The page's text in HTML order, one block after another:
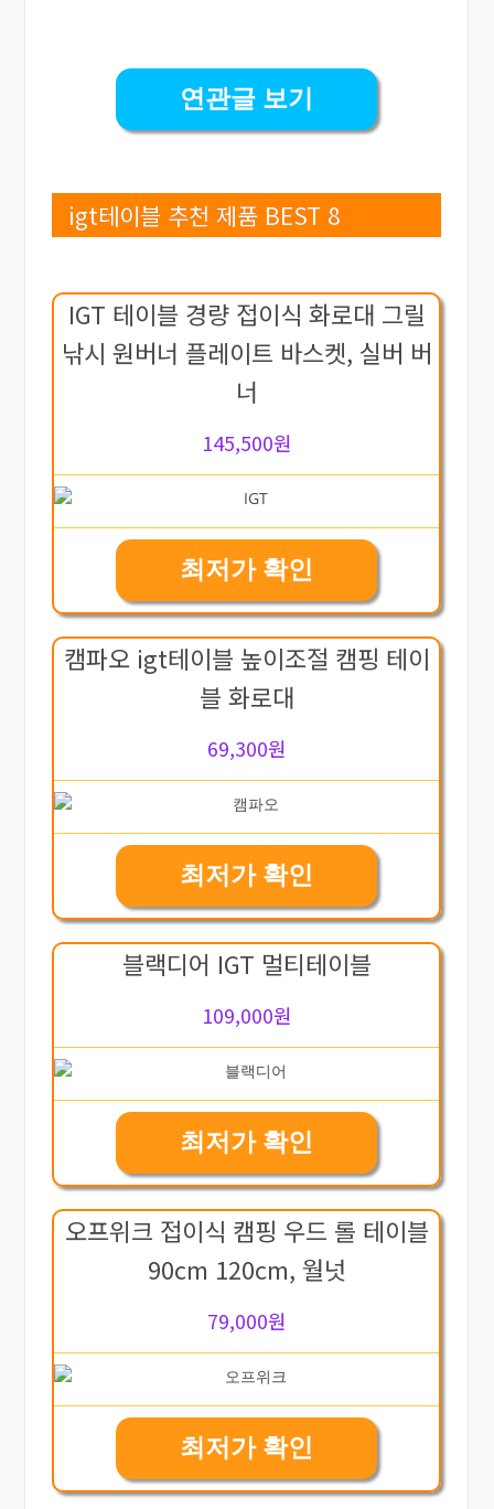
연관글 보기
igt테이블 추천 제품 BEST 8
IGT 테이블 경량 접이식 화로대 그릴
낚시 원버너 플레이트 바스켓, 실버 버
너
145,500원
최저가 확인
캠파오 igt테이블 높이조절 캠핑 테이
블 화로대
69,300원
최저가 확인
블랙디어 IGT 멀티테이블
109,000원
최저가 확인
오프위크 접이식 캠핑 우드 롤 테이블
90cm 120cm, 월넛
79,000원
최저가 확인